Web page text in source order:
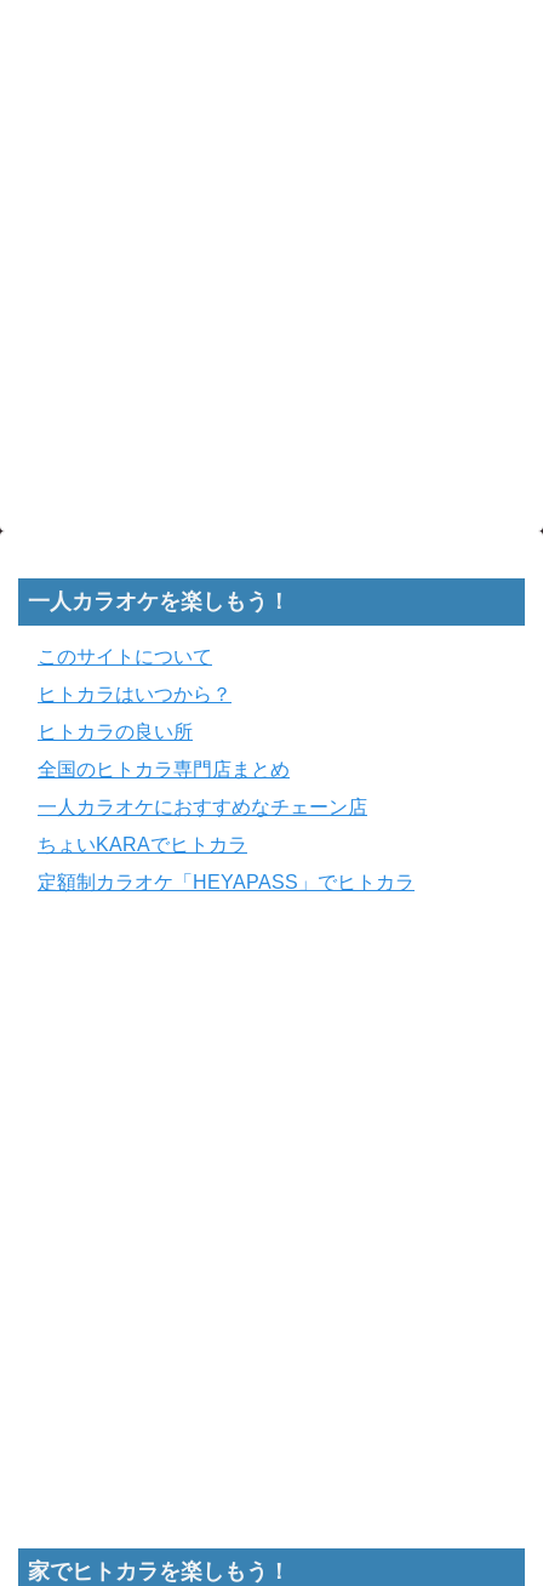
一人カラオケを楽しもう！
このサイトについて
ヒトカラはいつから？
ヒトカラの良い所
全国のヒトカラ専門店まとめ
一人カラオケにおすすめなチェーン店
ちょいKARAでヒトカラ
定額制カラオケ「HEYAPASS」でヒトカラ
家でヒトカラを楽しもう！